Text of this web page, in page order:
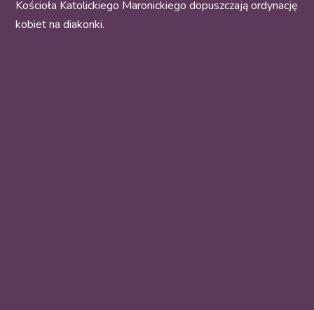
Kościoła Katolickiego Maronickiego dopuszczają ordynację
kobiet na diakonki.